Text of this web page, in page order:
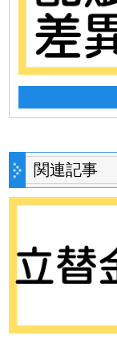
関連記事